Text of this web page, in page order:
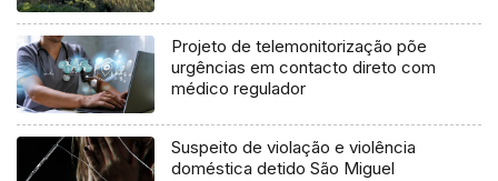
Projeto de telemonitorização põe
urgências em contacto direto com
médico regulador
Suspeito de violação e violência
doméstica detido São Miguel